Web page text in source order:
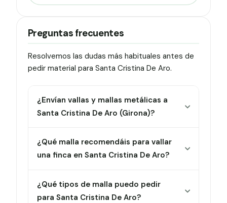
Preguntas frecuentes
Resolvemos las dudas más habituales antes de
pedir material para Santa Cristina De Aro.
¿Envían vallas y mallas metálicas a
Santa Cristina De Aro (Girona)?
¿Qué malla recomendáis para vallar
una finca en Santa Cristina De Aro?
¿Qué tipos de malla puedo pedir
para Santa Cristina De Aro?